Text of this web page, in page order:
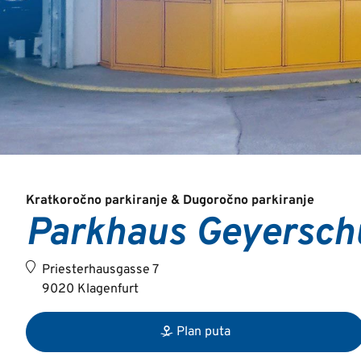
Kratkoročno parkiranje & Dugoročno parkiranje
Parkhaus
Priesterhausgasse 7
9020 Klagenfurt
Plan puta